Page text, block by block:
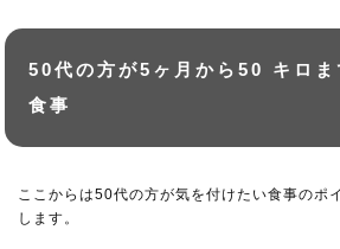
50代の方が5ヶ月から50 キロま
食事
ここからは50代の方が気を付けたい食事のポ
します。